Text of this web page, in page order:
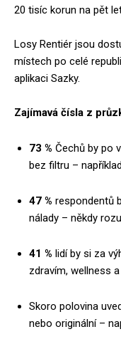
20 tisíc korun na pět
Losy Rentiér jsou
místech po celé
aplikaci Sazky.
Zajímavá čísla z
73 % Čechů by po
bez filtru –
47 % respondentů
nálady – někdy
41 % lidí by si za
zdravím, wellness
Skoro polovina
nebo originální –